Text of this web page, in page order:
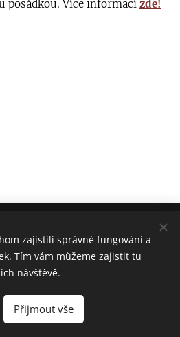
posádkou. Více informací zde!
2006-2026
ZA PODPORU!
Jazyky
English
zajistili správné fungování a
Tím vám můžeme zajistit tu
návštěvě.
Přijmout vše